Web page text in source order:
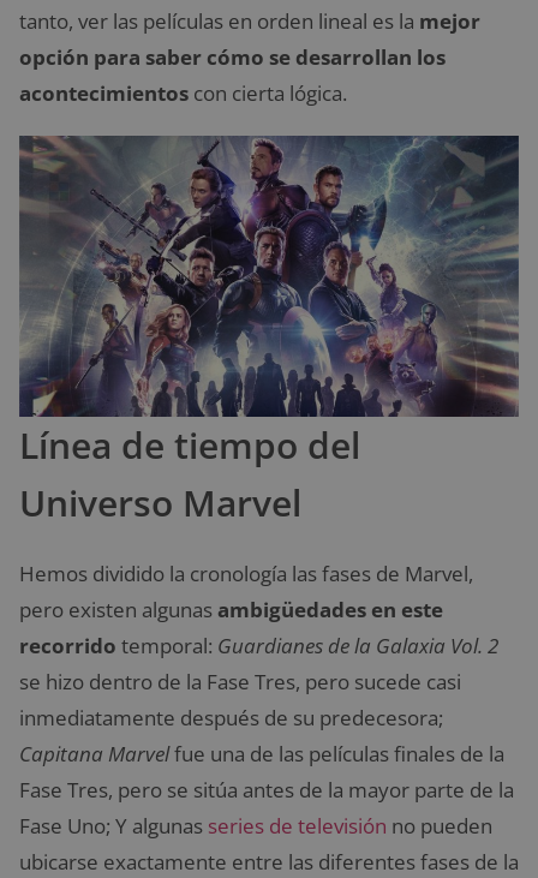
tanto, ver las películas en orden lineal es la mejor
opción para saber cómo se desarrollan los
acontecimientos con cierta lógica.
Línea de tiempo del
Universo Marvel
Hemos dividido la cronología las fases de Marvel,
pero existen algunas ambigüedades en este
recorrido temporal: Guardianes de la Galaxia Vol. 2
se hizo dentro de la Fase Tres, pero sucede casi
inmediatamente después de su predecesora;
Capitana Marvelfue una de las películas finales de la
Fase Tres, pero se sitúa antes de la mayor parte de la
Fase Uno; Y algunas series de televisión no pueden
ubicarse exactamente entre las diferentes fases de la